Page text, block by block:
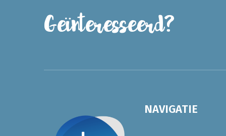
Geïnteresseerd?
NAVIGATIE